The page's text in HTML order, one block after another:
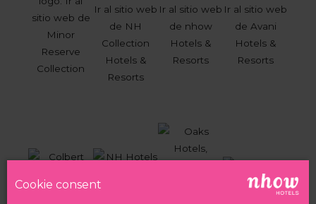
Cookie consent